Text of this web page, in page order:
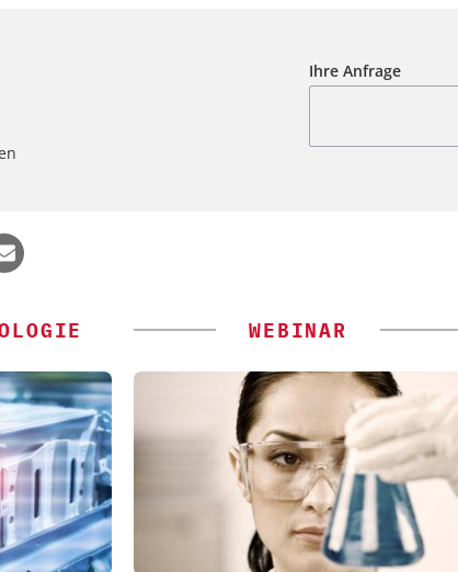
Ihre Anfrage
WEBINAR